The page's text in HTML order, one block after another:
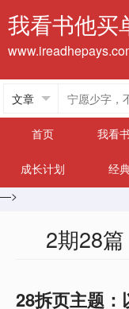
我看书他买
首页
我看
成长计划 经
—>
2期28
28拆页主题